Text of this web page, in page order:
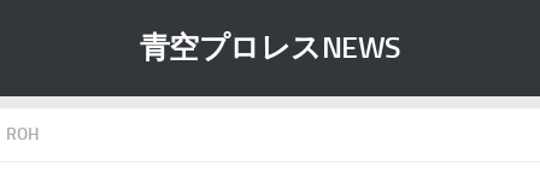
青空プロレスNEWS
ROH